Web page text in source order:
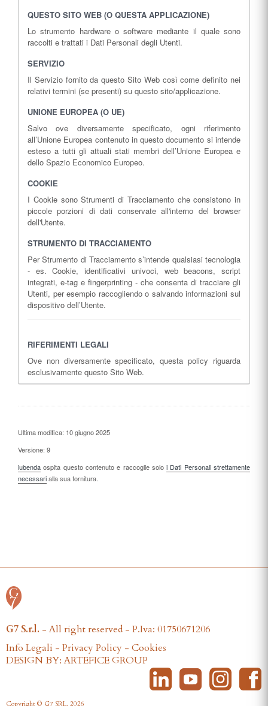
QUESTO SITO WEB (O QUESTA APPLICAZIONE)
Lo strumento hardware o software mediante il quale sono
raccolti e trattati i Dati Personali degli Utenti.
SERVIZIO
Il Servizio fornito da questo Sito Web così come definito nei
relativi termini (se presenti) su questo sito/applicazione.
UNIONE EUROPEA (O UE)
Salvo ove diversamente specificato, ogni riferimento
all’Unione Europea contenuto in questo documento si intende
esteso a tutti gli attuali stati membri dell’Unione Europea e
dello Spazio Economico Europeo.
COOKIE
I Cookie sono Strumenti di Tracciamento che consistono in
piccole porzioni di dati conservate all'interno del browser
dell'Utente.
STRUMENTO DI TRACCIAMENTO
Per Strumento di Tracciamento s’intende qualsiasi tecnologia
- es. Cookie, identificativi univoci, web beacons, script
integrati, e-tag e fingerprinting - che consenta di tracciare gli
Utenti, per esempio raccogliendo o salvando informazioni sul
dispositivo dell’Utente.
RIFERIMENTI LEGALI
Ove non diversamente specificato, questa policy riguarda
esclusivamente questo Sito Web.
Ultima modifica: 10 giugno 2025
Versione: 9
iubenda ospita questo contenuto e raccoglie soloi Dati Personali strettamente
necessarialla sua fornitura.
G7 S.r.l. - All right reserved - P.Iva: 01750671206
Info Legali - Privacy Policy - Cookies
DESIGN BY: ARTEFICE GROUP
Copyright © G7 SRL, 2026